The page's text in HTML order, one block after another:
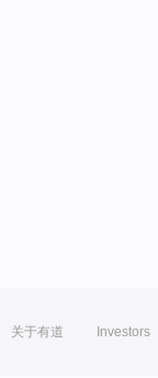
关于有道 Investors